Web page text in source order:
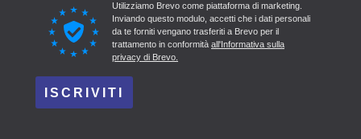
Utilizziamo Brevo come piattaforma di marketing.
Inviando questo modulo, accetti che i dati personali
da te forniti vengano trasferiti a Brevo per il
trattamento in conformità all'Informativa sulla
privacy di Brevo.
ISCRIVITI